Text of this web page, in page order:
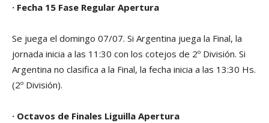
· Fecha 15 Fase Regular Apertura
Se juega el domingo 07/07. Si Argentina juega la Final, la
jornada inicia a las 11:30 con los cotejos de 2º División. Si
Argentina no clasifica a la Final, la fecha inicia a las 13:30 Hs.
(2º División).
· Octavos de Finales Liguilla Apertura